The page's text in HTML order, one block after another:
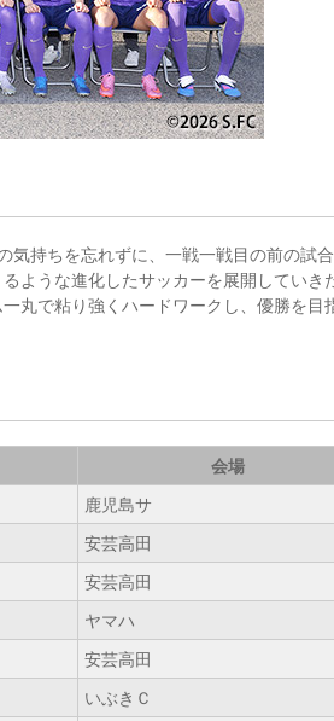
気持ちを忘れずに、一戦一戦目の前の試
ような進化したサッカーを展開していき
丸で粘り強くハードワークし、優勝を目
会場
鹿児島サ
安芸高田
安芸高田
ヤマハ
安芸高田
いぶきＣ